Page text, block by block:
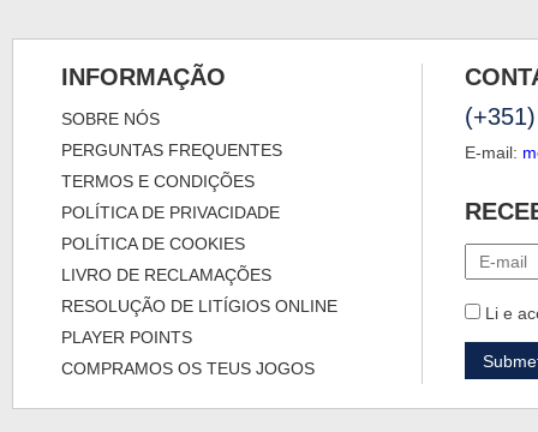
INFORMAÇÃO
SOBRE NÓS
PERGUNTAS FREQUENTES
TERMOS E CONDIÇÕES
POLÍTICA DE PRIVACIDADE
POLÍTICA DE COOKIES
LIVRO DE RECLAMAÇÕES
RESOLUÇÃO DE LITÍGIOS ONLINE
PLAYER POINTS
COMPRAMOS OS TEUS JOGOS
E-mail:
Li e